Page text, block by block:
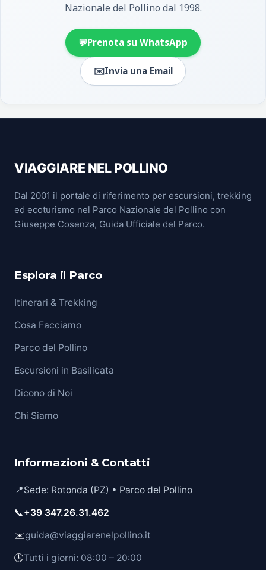
Nazionale del Pollino dal 1998.
💬Prenota su WhatsApp
✉️Invia una Email
VIAGGIARE NEL POLLINO
Dal 2001 il portale di riferimento per escursioni, trekking
ed ecoturismo nel Parco Nazionale del Pollino con
Giuseppe Cosenza, Guida Ufficiale del Parco.
Esplora il Parco
Itinerari & Trekking
Cosa Facciamo
Parco del Pollino
Escursioni in Basilicata
Dicono di Noi
Chi Siamo
Informazioni & Contatti
📍Sede: Rotonda (PZ) • Parco del Pollino
📞+39 347.26.31.462
✉️guida@viaggiarenelpollino.it
🕒Tutti i giorni: 08:00 – 20:00